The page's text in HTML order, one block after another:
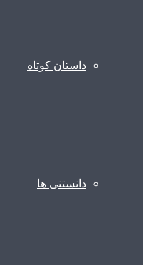
داستان کوتاه
دانستنی ها